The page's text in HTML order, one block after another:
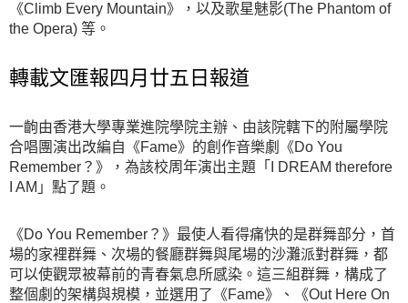
《Climb Every Mountain》，以及歌星魅影(The Phantom of
the Opera) 等。
轉載文匯報四月廿五日報道
一齣由香港大學專業進院學院主辦、由該院轄下的附屬學院
合唱團演出改編自《Fame》的創作音樂劇《Do You
Remember？》，為該校周年演出主題「I DREAM therefore
I AM」點了題。
《Do You Remember？》最使人看得痛快的是群舞部分，首
場的家裡群舞、次場的餐廳群舞與尾場的沙灘派對群舞，都
可以使觀眾被幕前的青春氣息所感染。這三組群舞，構成了
整個劇的架構與規模，並選用了《Fame》、《Out Here On